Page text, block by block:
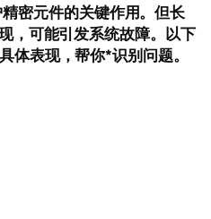
密元件的关键作用。但长
，可能引发系统故障。以下
体表现，帮你*识别问题。